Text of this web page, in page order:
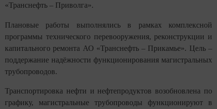
«Транснефть – Приволга».
Плановые работы выполнялись в рамках комплексной
программы технического перевооружения, реконструкции и
капитального ремонта АО «Транснефть – Прикамье». Цель –
поддержание надёжности функционирования магистральных
трубопроводов.
Транспортировка нефти и нефтепродуктов возобновлена по
графику, магистральные трубопроводы функционируют в